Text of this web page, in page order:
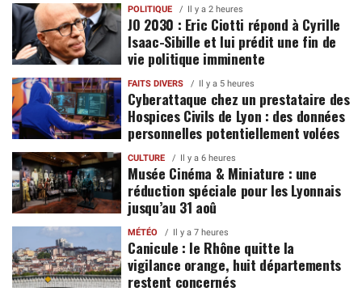
POLITIQUE Il y a 2 heures
JO 2030 : Eric Ciotti répond à Cyrille
Isaac-Sibille et lui prédit une fin de
vie politique imminente
FAITS DIVERS Il y a 5 heures
Cyberattaque chez un prestataire des
Hospices Civils de Lyon : des données
personnelles potentiellement volées
CULTURE Il y a 6 heures
Musée Cinéma & Miniature : une
réduction spéciale pour les Lyonnais
jusqu’au 31 aoû
MÉTÉO Il y a 7 heures
Canicule : le Rhône quitte la
vigilance orange, huit départements
restent concernés